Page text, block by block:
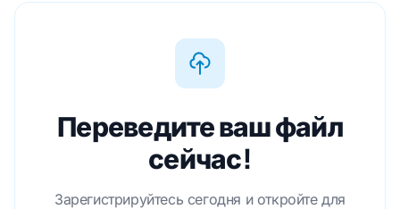
Переведите ваш файл
сейчас!
Зарегистрируйтесь сегодня и откройте для